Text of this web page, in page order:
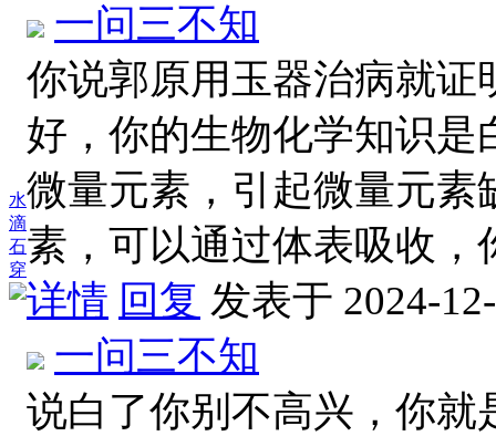
水
滴
石
穿
一问三不知
你说郭原用玉器治病就
好，你的生物化学知识
微量元素，引起微量元
素，可以通过体表吸收
详情 回复 发表于 2024-
一问三不知
说白了你别不高兴，你